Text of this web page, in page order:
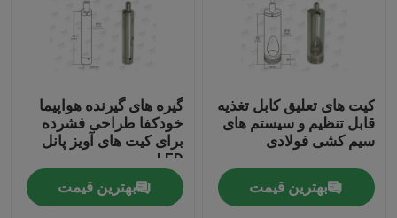
کیت های تعلیق کابل تغذیه
قابل تنظیم و سیستم های
سیم کشی فولادی
بهترین قیمت
گیره های گیرنده هواپیما
خودکفا طراحی فشرده
برای کیت های آویز پانل
LED
بهترین قیمت